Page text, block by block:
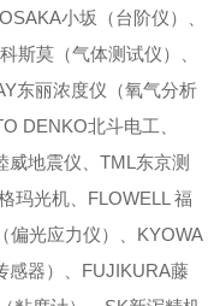
小坂（台阶仪）、
斯莫（气体测试仪）、
东丽浓度仪（氧气分析
DENKO北斗电工、
地震仪、TML东京测
玛光机、FLOWELL 福
偏光应力仪）、KYOWA
感器）、FUJIKURA藤